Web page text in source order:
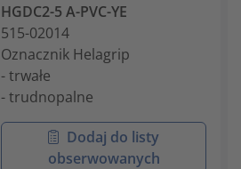
HGDC2-5 A-PVC-YE
515-02014
Oznacznik Helagrip
- trwałe
- trudnopalne
Dodaj do listy
obserwowanych